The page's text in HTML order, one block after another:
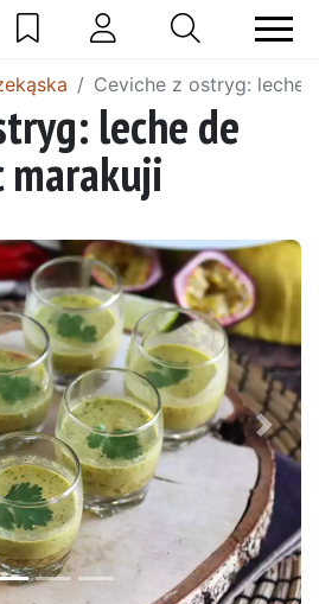
Ceviche z ostryg: leche
leche de
Dalej